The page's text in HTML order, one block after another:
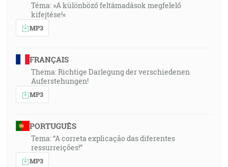
Téma: »A különböző feltámadások megfelelő
kifejtése!«
MP3
FRANÇAIS
Thema: Richtige Darlegung der verschiedenen
Auferstehungen!
MP3
PORTUGUÊS
Tema: “A correta explicação das diferentes
ressurreições!”
MP3